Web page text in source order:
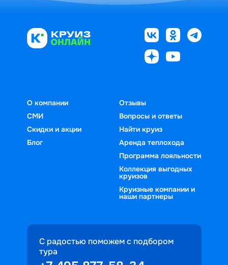
О компании
СМИ
Скидки и акции
Блог
Отзывы
Вопросы и ответы
Найти круиз
Аренда теплохода
Программа лояльности
Коллекция выгодных
круизов
Круизные компании и
наши партнеры
С радостью поможем с подбором
тура